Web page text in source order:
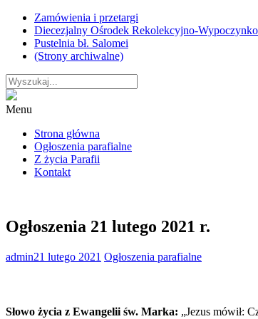
Skip
content
Zamówienia i przetargi
Diecezjalny Ośrodek Rekolekcyjno-
Pustelnia bł. Salomei
(Strony archiwalne)
Menu
Strona główna
Ogłoszenia parafialne
Z życia Parafii
Kontakt
Ogłoszenia 21 lutego 2021 r.
admin21 lutego 2021 Ogłoszenia parafialne
Słowo życia z Ewangelii św. Marka: „Jezus mówił: